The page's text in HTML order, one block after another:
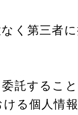
く第三者
託するこ
る個人情